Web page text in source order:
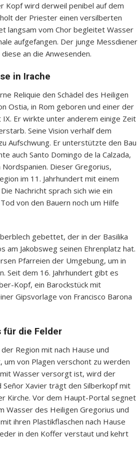
Kopf wird derweil penibel auf dem
der Priester einen versilberten
langsam vom Chor begleitet Wasser
aufgefangen. Der junge Messdiener
an die Anwesenden.
in Irache
Reliquie den Schädel des Heiligen
Ostia, in Rom geboren und einer der
Er wirkte unter anderem einige Zeit
Seine Vision verhalf dem
Aufschwung. Er unterstützte den Bau
auch Santo Domingo de la Calzada,
Dieser Gregorius,
im 11. Jahrhundert mit einem
Nachricht sprach sich wie ein
von den Bauern noch um Hilfe
gebettet, der in der Basilika
am Jakobsweg seinen Ehrenplatz hat.
Pfarreien der Umgebung, um in
Seit dem 16. Jahrhundert gibt es
Kopf, ein Barockstück mit
Gipsvorlage von Francisco Barona
für die Felder
Region mit nach Hause und
von Plagen verschont zu werden
Wasser versorgt ist, wird der
Xavier trägt den Silberkopf mit
Kirche. Vor dem Haupt-Portal segnet
Wasser des Heiligen Gregorius und
ihren Plastikflaschen nach Hause
in den Koffer verstaut und kehrt